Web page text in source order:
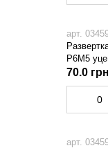
арт.
Р6М5
70.0 грн
арт.